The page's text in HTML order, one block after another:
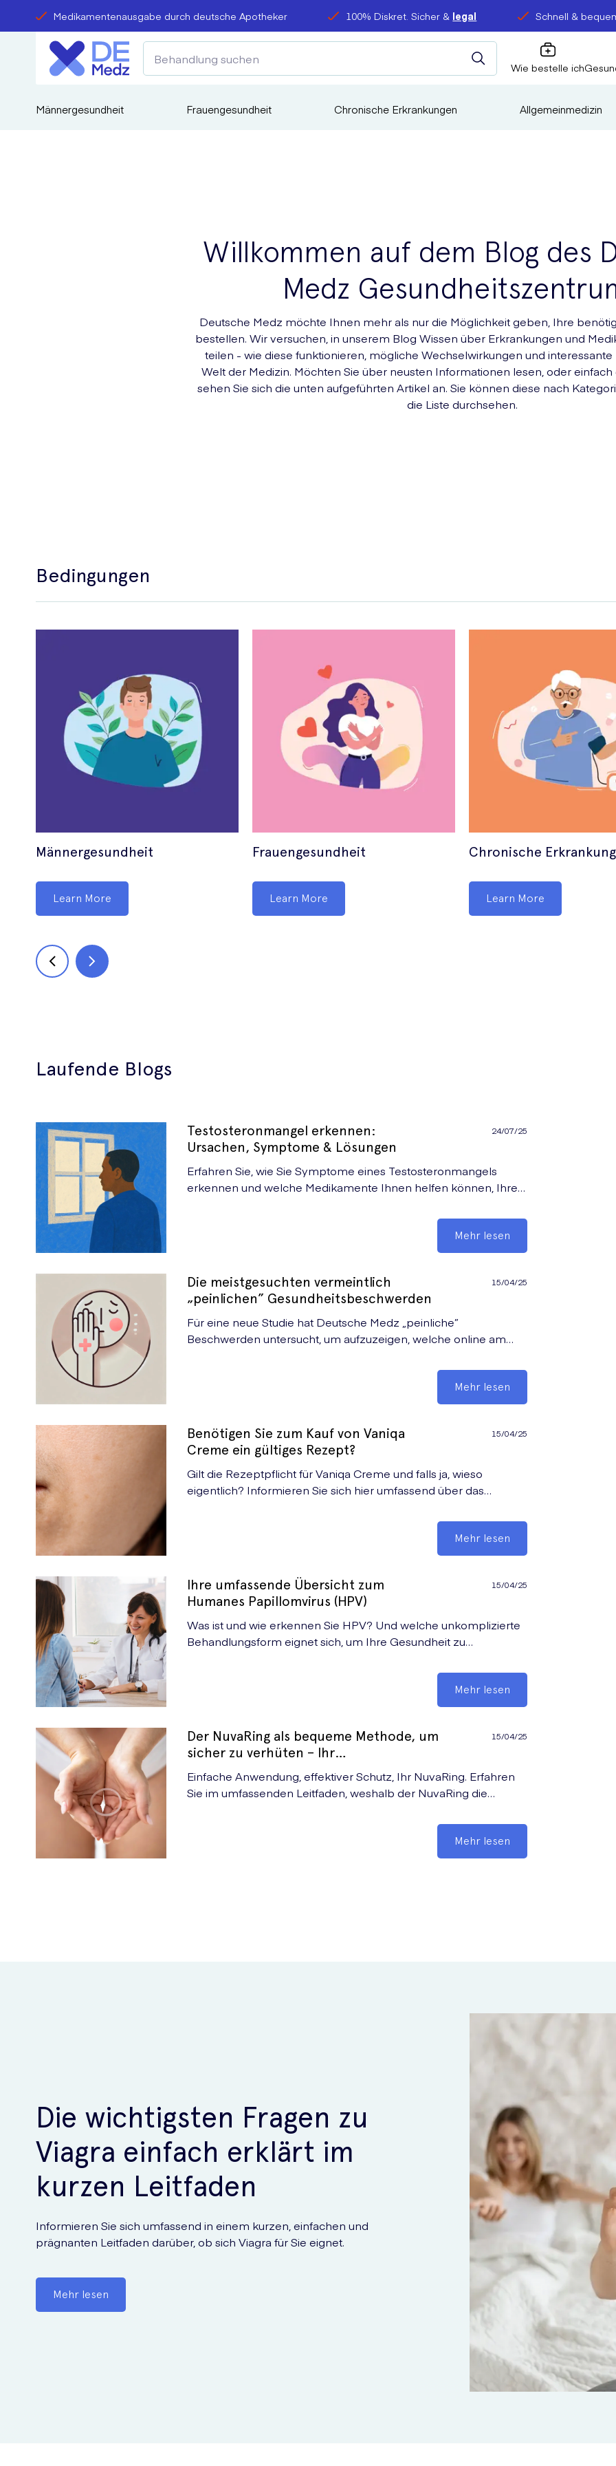
Medikamentenausgabe durch deutsche Apotheker 100% Diskret. Sicher & legal Schnell &
Wie bestelle ich
Männergesundheit Frauengesundheit Chronische Erkrankungen Allgemeinmedizin
Willkommen auf dem Blog des
Medz
Deutsche Medz möchte Ihnen mehr als nur die Möglichkeit geben, Ihre
bestellen. Wir versuchen, in unserem Blog Wissen über Erkrankungen und
teilen - wie diese funktionieren, mögliche Wechselwirkungen und
Welt der Medizin. Möchten Sie über neusten Informationen lesen, oder einfach
sehen Sie sich die unten aufgeführten Artikel an. Sie können diese nach
die Liste durchsehen.
Bedingungen
Männergesundheit
Learn More
Frauengesundheit
Learn More
Chronische
Learn More
Laufende Blogs
Testosteronmangel erkennen:
Ursachen, Symptome & Lösungen
24/07/25
Erfahren Sie, wie Sie Symptome eines Testosteronmangels
erkennen und welche Medikamente Ihnen helfen können, Ihren
Mehr lesen
Die meistgesuchten vermeintlich
„peinlichen” Gesundheitsbeschwerden
15/04/25
Für eine neue Studie hat Deutsche Medz „peinliche”
Beschwerden untersucht, um aufzuzeigen, welche online am
Mehr lesen
Benötigen Sie zum Kauf von Vaniqa
Creme ein gültiges Rezept?
15/04/25
Gilt die Rezeptpflicht für Vaniqa Creme und falls ja, wieso
eigentlich? Informieren Sie sich hier umfassend über das
Mehr lesen
Ihre umfassende Übersicht zum
Humanes Papillomvirus (HPV)
15/04/25
Was ist und wie erkennen Sie HPV? Und welche unkomplizierte
Behandlungsform eignet sich, um Ihre Gesundheit zu
Mehr lesen
Der NuvaRing als bequeme Methode, um
sicher zu verhüten – Ihr
Produktüberblick
15/04/25
Einfache Anwendung, effektiver Schutz, Ihr NuvaRing. Erfahren
Sie im umfassenden Leitfaden, weshalb der NuvaRing die
Mehr lesen
Die wichtigsten Fragen zu
Viagra einfach erklärt im
kurzen Leitfaden
Informieren Sie sich umfassend in einem kurzen, einfachen und
prägnanten Leitfaden darüber, ob sich Viagra für Sie eignet.
Mehr lesen